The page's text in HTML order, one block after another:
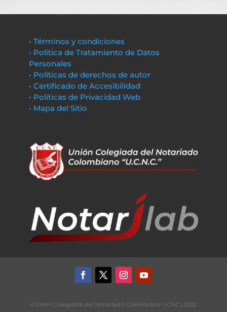
• Términos y condiciones
• Política de Tratamiento de Datos
Personales
• Políticas de derechos de autor
• Certificado de Accesibilidad
• Políticas de Privacidad Web
• Mapa del Sitio
©Unión Colegiada del Notariado Colombiano UCNC | 2022